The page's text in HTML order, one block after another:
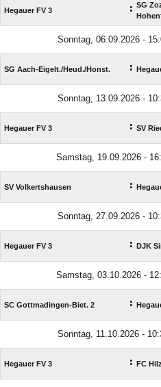
Hegauer FV 3 : SG
Sonntag, 06.09.2026 -
SG Aach-Eigelt./​Heud./​Honst. :
Sonntag, 13.09.2026 -
Hegauer FV 3 : SV
Samstag, 19.09.2026 -
SV Volkertshausen :
Sonntag, 27.09.2026 -
Hegauer FV 3 : DJK
Samstag, 03.10.2026 -
SC Gottmadingen-Biet. 2 :
Sonntag, 11.10.2026 -
Hegauer FV 3 : FC